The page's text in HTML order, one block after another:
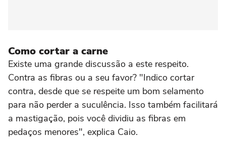
Como cortar a carne
Existe uma grande discussão a este respeito.
Contra as fibras ou a seu favor? "Indico cortar
contra, desde que se respeite um bom selamento
para não perder a suculência. Isso também facilitará
a mastigação, pois você dividiu as fibras em
pedaços menores", explica Caio.